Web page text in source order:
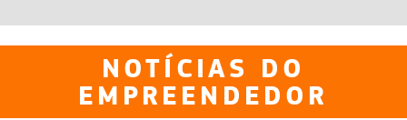
NOTÍCIAS DO
EMPREENDEDOR